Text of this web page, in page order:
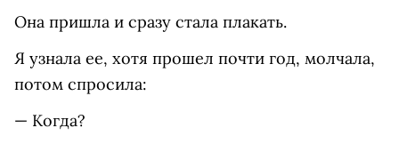
Она пришла и сразу стала плакать.
Я узнала ее, хотя прошел почти год, молчала,
потом спросила:
— Когда?